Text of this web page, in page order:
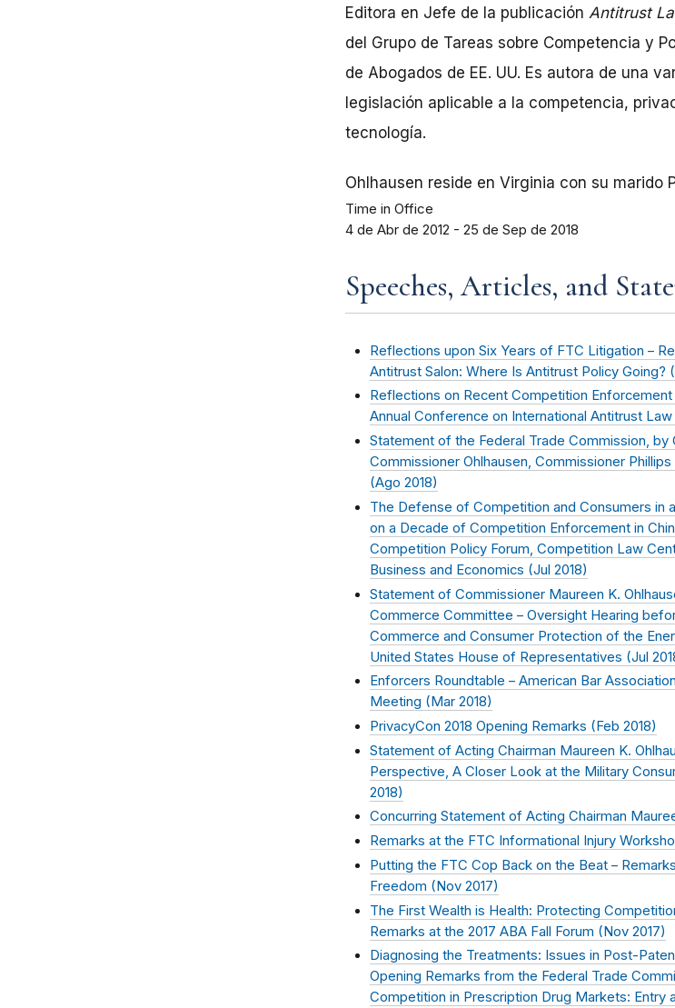
Editora en Jefe de la publicación Antitrust
del Grupo de Tareas sobre Competencia y
de Abogados de EE. UU. Es autora de una
legislación aplicable a la competencia,
tecnología.
Ohlhausen reside en Virginia con su marido
Time in Office
4 de Abr de 2012 - 25 de Sep de 2018
Speeches, Articles, and
Reflections upon Six Years of FTC Litigation –
Antitrust Salon: Where Is Antitrust Policy Going? (
Reflections on Recent Competition Enforcement
Annual Conference on International Antitrust
Statement of the Federal Trade Commission, by
Commissioner Ohlhausen, Commissioner
(Ago 2018)
The Defense of Competition and Consumers in
on a Decade of Competition Enforcement in
Competition Policy Forum, Competition Law
Business and Economics (Jul 2018)
Statement of Commissioner Maureen K.
Commerce Committee – Oversight Hearing
Commerce and Consumer Protection of the
United States House of Representatives (Jul
Enforcers Roundtable – American Bar
Meeting (Mar 2018)
PrivacyCon 2018 Opening Remarks (Feb 2018)
Statement of Acting Chairman Maureen K.
Perspective, A Closer Look at the Military
2018)
Concurring Statement of Acting Chairman
Remarks at the FTC Informational Injury
Putting the FTC Cop Back on the Beat –
Freedom (Nov 2017)
The First Wealth is Health: Protecting
Remarks at the 2017 ABA Fall Forum (Nov 2017)
Diagnosing the Treatments: Issues in Post-
Opening Remarks from the Federal Trade
Competition in Prescription Drug Markets: Entry